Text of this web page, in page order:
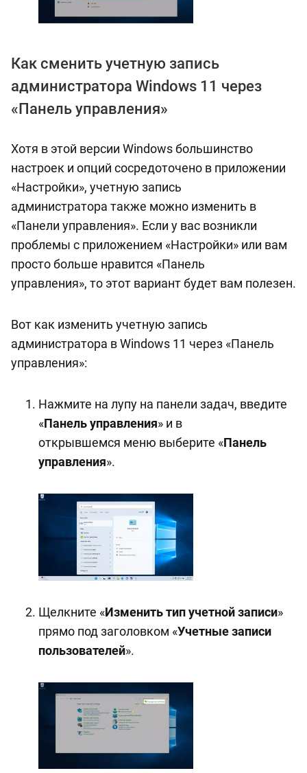
Как сменить учетную запись
администратора Windows 11 через
«Панель управления»
Хотя в этой версии Windows большинство
настроек и опций сосредоточено в приложении
«Настройки», учетную запись
администратора также можно изменить в
«Панели управления». Если у вас возникли
проблемы с приложением «Настройки» или вам
просто больше нравится «Панель
управления», то этот вариант будет вам полезен.
Вот как изменить учетную запись
администратора в Windows 11 через «Панель
управления»:
Нажмите на лупу на панели задач, введите
«Панель управления» и в
открывшемся меню выберите «Панель
управления».
Щелкните «Изменить тип учетной записи»
прямо под заголовком «Учетные записи
пользователей».